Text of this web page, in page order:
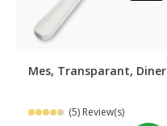
Mes, Transparant, Diner
(5) Review(s)